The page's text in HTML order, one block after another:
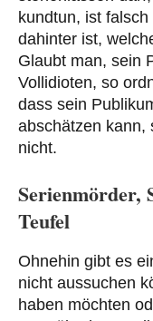
kundtun, ist
dahinter ist,
Glaubt man, sein
Vollidioten, so
dass sein
abschätzen kann,
nicht.
Serienmörder,
Teufel
Ohnehin gibt es
nicht aussuchen
haben möchten